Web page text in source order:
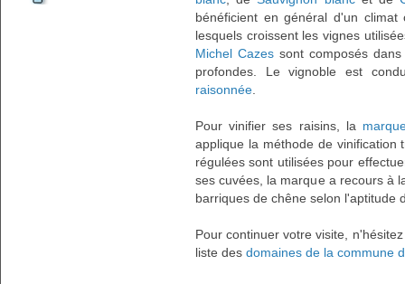
bénéficient en général d'un
lesquels croissent les vignes
Michel Cazes sont composés
profondes. Le vignoble est
raisonnée
Pour vinifier ses raisins, la
applique la méthode de vinification
régulées sont utilisées pour
ses cuvées, la marque a recours à
barriques de chêne selon l'aptitude
Pour continuer votre visite,
liste des domaines de la commune